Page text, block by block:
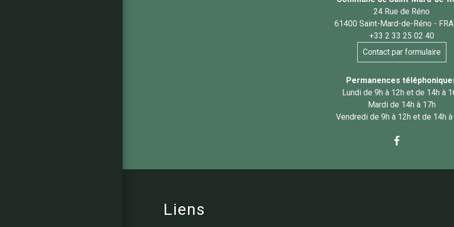
24 Rue de Réno
61400 Saint-Mard-de-Réno -
+33 2 33 25 02 40
Contact par formulaire
Permanences
Lundi de 9h à 12h et de 14h à
Mardi de 14h à 17h
Vendredi de 9h à 12h et de 14h à
Liens